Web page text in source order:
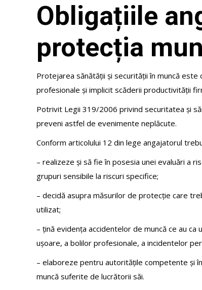
Obligațiile
protecția
Protejarea sănătății și securității în muncă
profesionale și implicit scăderii productivității
Potrivit Legii 319/2006 privind securitatea și
preveni astfel de evenimente neplăcute.
Conform articolului 12 din lege angajatorul
– realizeze și să fie în posesia unei evaluări a
grupuri sensibile la riscuri specifice;
– decidă asupra măsurilor de protecție care
utilizat;
– țină evidența accidentelor de muncă ce au
ușoare, a bolilor profesionale, a incidentelor
– elaboreze pentru autoritățile competente și
muncă suferite de lucrătorii săi.